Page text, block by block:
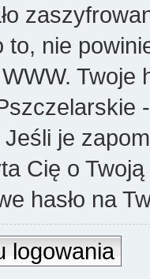
to, nie
Twoje
Jeśli je
Cię o
hasło na
logowania